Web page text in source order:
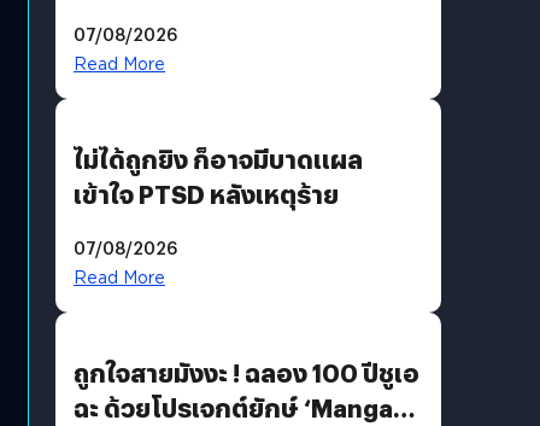
07/08/2026
Read More
ไม่ได้ถูกยิง ก็อาจมีบาดแผล
เข้าใจ PTSD หลังเหตุร้าย
07/08/2026
Read More
ถูกใจสายมังงะ ! ฉลอง 100 ปีชูเอ
ฉะ ด้วยโปรเจกต์ยักษ์ ‘Manga